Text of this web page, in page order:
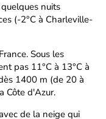
quelques nuits
(-2°C à Charleville-
Sous les
pas 11°C à 13°C à
1400 m (de 20 à
Côte d'Azur.
de la neige qui